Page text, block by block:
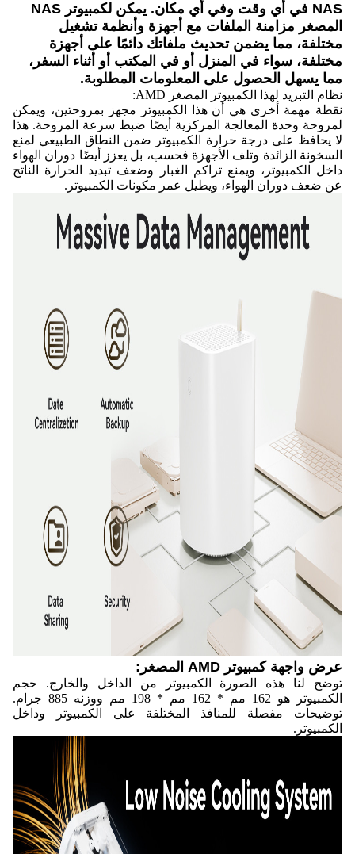
NAS في أي وقت وفي أي مكان. يمكن لكمبيوتر NAS
المصغر مزامنة الملفات مع أجهزة وأنظمة تشغيل
مختلفة، مما يضمن تحديث ملفاتك دائمًا على أجهزة
مختلفة، سواء في المنزل أو في المكتب أو أثناء السفر،
مما يسهل الحصول على المعلومات المطلوبة.
نظام التبريد لهذا الكمبيوتر المصغر AMD:
نقطة مهمة أخرى هي أن هذا الكمبيوتر مجهز بمروحتين، ويمكن
لمروحة وحدة المعالجة المركزية أيضًا ضبط سرعة المروحة. هذا
لا يحافظ على درجة حرارة الكمبيوتر ضمن النطاق الطبيعي لمنع
السخونة الزائدة وتلف الأجهزة فحسب، بل يعزز أيضًا دوران الهواء
داخل الكمبيوتر، ويمنع تراكم الغبار وضعف تبديد الحرارة الناتج
عن ضعف دوران الهواء، ويطيل عمر مكونات الكمبيوتر.
عرض واجهة كمبيوتر AMD المصغر:
توضح لنا هذه الصورة الكمبيوتر من الداخل والخارج. حجم
الكمبيوتر هو 162 مم * 162 مم * 198 مم ووزنه 885 جرام.
توضيحات مفصلة للمنافذ المختلفة على الكمبيوتر وداخل
الكمبيوتر.